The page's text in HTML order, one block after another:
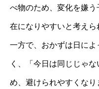
べ物のため、変化を嫌
在になりやすいと考えら
一方で、おかずは日に
く、「今日は同じじゃ
め、避けられやすくなり